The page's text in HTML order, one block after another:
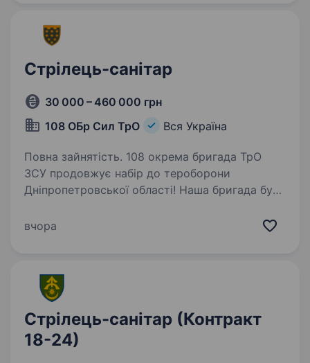
Закарпатська…
Стрілець-санітар
30 000 – 460 000 грн
108 ОБр Сил ТрО
Вся Україна
Повна зайнятість. 108 окрема бригада ТрО
ЗСУ продовжує набір до тероборони
Дніпропетровської області! Наша бригада була
достойне місце в системі територіальної
вчора
Стрілець-санітар (Контракт
18-24)